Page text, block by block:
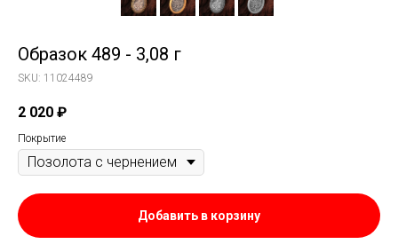
Образок 489 - 3,08 г
SKU: 11024489
2 020 ₽
Покрытие
Добавить в корзину